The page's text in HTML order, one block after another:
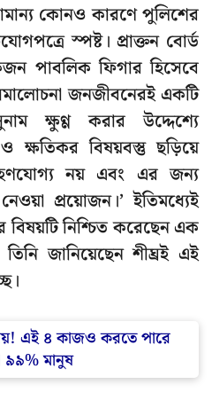
কোনও কারণে পুলিশের
স্পষ্ট। প্রাক্তন বোর্ড
পাবলিক ফিগার হিসেবে
জনজীবনেরই একটি
ক্ষুণ্ণ করার উদ্দেশ্যে
ও ক্ষতিকর বিষয়বস্তু ছড়িয়ে
নয় এবং এর জন্য
প্রয়োজন।’ ইতিমধ্যেই
নিশ্চিত করেছেন এক
জানিয়েছেন শীঘ্রই এই
এই ৪ কাজও করতে পারে
৯৯% মানুষ